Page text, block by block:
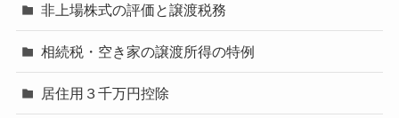
非上場株式の評価と譲渡税務
相続税・空き家の譲渡所得の特例
居住用３千万円控除